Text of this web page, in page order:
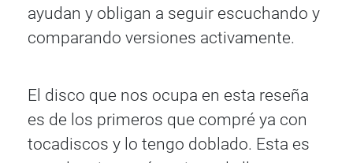
ayudan y obligan a seguir escuchando y
comparando versiones activamente.
El disco que nos ocupa en esta reseña
es de los primeros que compré ya con
tocadiscos y lo tengo doblado. Esta es